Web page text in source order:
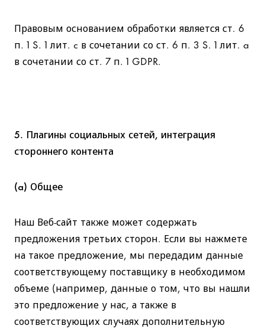
Правовым основанием обработки является ст. 6
п. 1 S. 1 лит. c в сочетании со ст. 6 п. 3 S. 1 лит. a
в сочетании со ст. 7 п. 1 GDPR.
5. Плагины социальных сетей, интеграция
стороннего контента
(a) Общее
Наш Веб-сайт также может содержать
предложения третьих сторон. Если вы нажмете
на такое предложение, мы передадим данные
соответствующему поставщику в необходимом
объеме (например, данные о том, что вы нашли
это предложение у нас, а также в
соответствующих случаях дополнительную